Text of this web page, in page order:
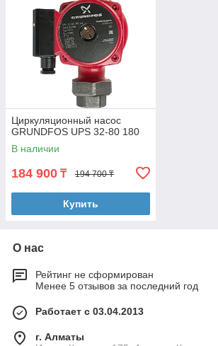
Циркуляционный насос
GRUNDFOS UPS 32-80 180
В наличии
184 900 ₸ 194 700 ₸
Купить
О нас
Рейтинг не сформирован
Менее 5 отзывов за последний год
Работает с 03.04.2013
г. Алматы